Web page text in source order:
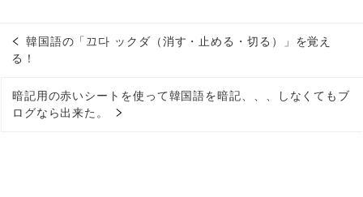
韓国語の「끄다 ックダ（消す・止める・切る）」を覚え
る！
暗記用の赤いシートを使って韓国語を暗記、、、しなくてもブ
ログなら出来た。